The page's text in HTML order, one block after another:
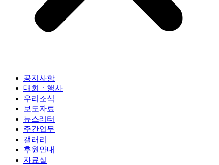
공지사항
대회ㆍ행사
우리소식
보도자료
뉴스레터
주간업무
갤러리
후원안내
자료실